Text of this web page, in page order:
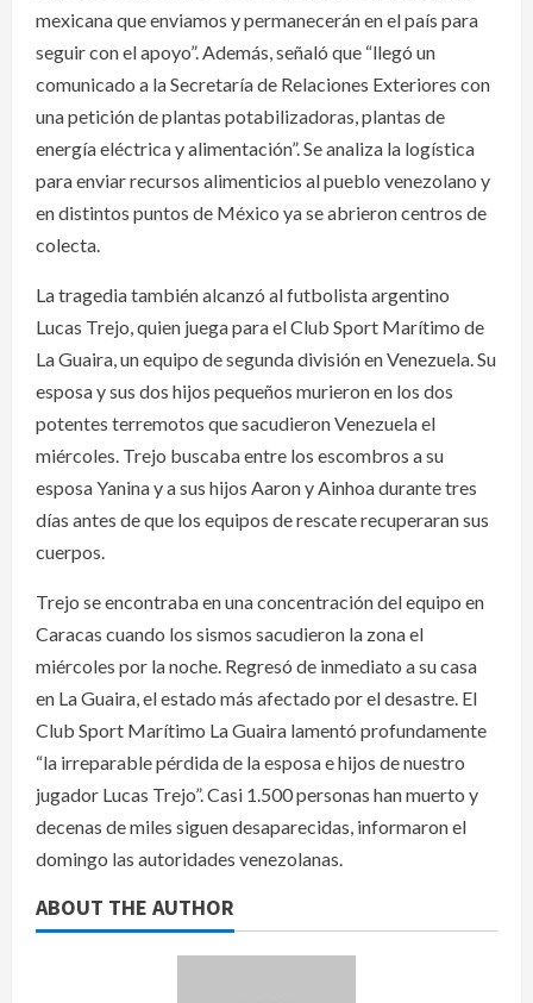
mexicana que enviamos y permanecerán en el país para
seguir con el apoyo”. Además, señaló que “llegó un
comunicado a la Secretaría de Relaciones Exteriores con
una petición de plantas potabilizadoras, plantas de
energía eléctrica y alimentación”. Se analiza la logística
para enviar recursos alimenticios al pueblo venezolano y
en distintos puntos de México ya se abrieron centros de
colecta.
La tragedia también alcanzó al futbolista argentino
Lucas Trejo, quien juega para el Club Sport Marítimo de
La Guaira, un equipo de segunda división en Venezuela. Su
esposa y sus dos hijos pequeños murieron en los dos
potentes terremotos que sacudieron Venezuela el
miércoles. Trejo buscaba entre los escombros a su
esposa Yanina y a sus hijos Aaron y Ainhoa durante tres
días antes de que los equipos de rescate recuperaran sus
cuerpos.
Trejo se encontraba en una concentración del equipo en
Caracas cuando los sismos sacudieron la zona el
miércoles por la noche. Regresó de inmediato a su casa
en La Guaira, el estado más afectado por el desastre. El
Club Sport Marítimo La Guaira lamentó profundamente
“la irreparable pérdida de la esposa e hijos de nuestro
jugador Lucas Trejo”. Casi 1.500 personas han muerto y
decenas de miles siguen desaparecidas, informaron el
domingo las autoridades venezolanas.
ABOUT THE AUTHOR